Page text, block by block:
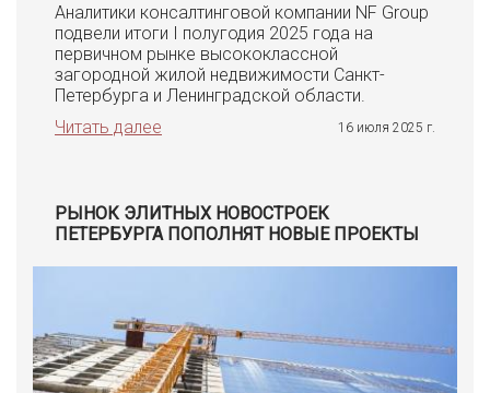
Аналитики консалтинговой компании NF Group
подвели итоги I полугодия 2025 года на
первичном рынке высококлассной
загородной жилой недвижимости Санкт-
Петербурга и Ленинградской области.
Читать далее
16 июля 2025 г.
РЫНОК ЭЛИТНЫХ НОВОСТРОЕК
ПЕТЕРБУРГА ПОПОЛНЯТ НОВЫЕ ПРОЕКТЫ